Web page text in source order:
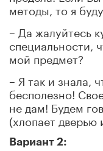
методы, то я
– Да жалуйтесь
специальности,
мой предмет?
– Я так и знала,
бесполезно!
не дам! Будем
(хлопает дверью
Вариант 2: